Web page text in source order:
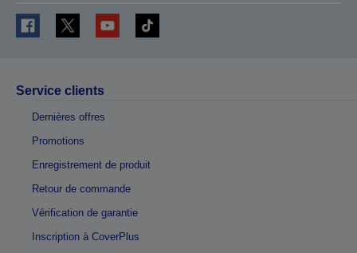
Service clients
Dernières offres
Promotions
Enregistrement de produit
Retour de commande
Vérification de garantie
Inscription à CoverPlus